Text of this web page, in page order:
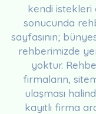
kendi istekleri
sonucunda
sayfasının;
rehberimizde
yoktur.
firmaların,
ulaşması
kayıtlı firma